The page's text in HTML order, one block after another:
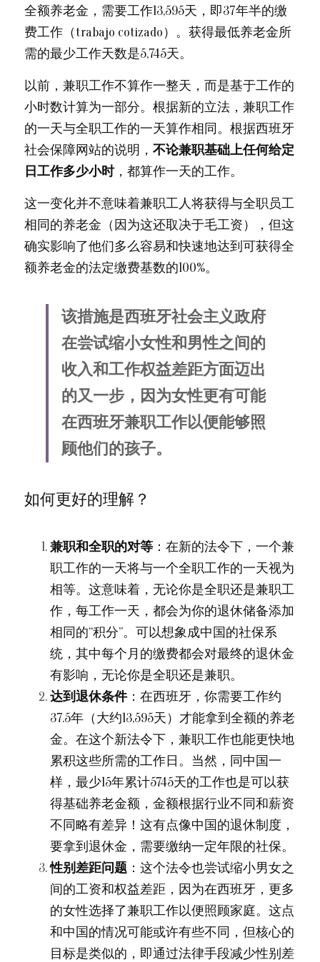
全额养老金，需要工作13,595天，即37年半的缴
费工作（trabajo cotizado）。获得最低养老金所
需的最少工作天数是5,745天。
以前，兼职工作不算作一整天，而是基于工作的
小时数计算为一部分。根据新的立法，兼职工作
的一天与全职工作的一天算作相同。根据西班牙
社会保障网站的说明， 不论兼职基础上任何给定
日工作多少小时，都算作一天的工作。
这一变化并不意味着兼职工人将获得与全职员工
相同的养老金（因为这还取决于毛工资），但这
确实影响了他们多么容易和快速地达到可获得全
额养老金的法定缴费基数的100%。
该措施是西班牙社会主义政府
在尝试缩小女性和男性之间的
收入和工作权益差距方面迈出
的又一步，因为女性更有可能
在西班牙兼职工作以便能够照
顾他们的孩子。
如何更好的理解？
兼职和全职的对等 ：在新的法令下，一个兼
职工作的一天将与一个全职工作的一天视为
相等。这意味着，无论你是全职还是兼职工
作，每工作一天，都会为你的退休储备添加
相同的“积分”。可以想象成中国的社保系
统，其中每个月的缴费都会对最终的退休金
有影响，无论你是全职还是兼职。
达到退休条件：在西班牙，你需要工作约
37.5年（大约13,595天）才能拿到全额的养老
金。在这个新法令下，兼职工作也能更快地
累积这些所需的工作日。当然，同中国一
样，最少15年累计5745天的工作也是可以获
得基础养老金额，金额根据行业不同和薪资
不同略有差异！这有点像中国的退休制度，
要拿到退休金，需要缴纳一定年限的社保。
性别差距问题 ：这个法令也尝试缩小男女之
间的工资和权益差距，因为在西班牙，更多
的女性选择了兼职工作以便照顾家庭。这点
和中国的情况可能或许有些不同，但核心的
目标是类似的，即通过法律手段减少性别差